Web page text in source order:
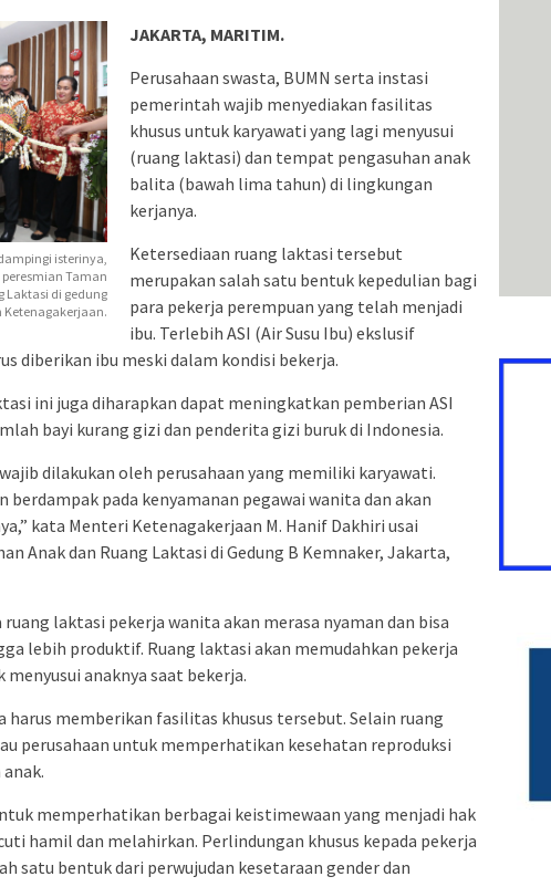
isterinya,
Taman
Laktasi di gedung
Ketenagakerjaan.
JAKARTA, MARITIM.
Perusahaan swasta, BUMN serta instasi
pemerintah wajib menyediakan fasilitas
khusus untuk karyawati yang lagi menyusui
(ruang laktasi) dan tempat pengasuhan anak
balita (bawah lima tahun) di lingkungan
kerjanya.
Ketersediaan ruang laktasi tersebut
merupakan salah satu bentuk kepedulian bagi
para pekerja perempuan yang telah menjadi
ibu. Terlebih ASI (Air Susu Ibu) ekslusif
diberikan ibu meski dalam kondisi bekerja.
ini juga diharapkan dapat meningkatkan pemberian ASI
bayi kurang gizi dan penderita gizi buruk di Indonesia.
dilakukan oleh perusahaan yang memiliki karyawati.
berdampak pada kenyamanan pegawai wanita dan akan
kata Menteri Ketenagakerjaan M. Hanif Dakhiri usai
Anak dan Ruang Laktasi di Gedung B Kemnaker, Jakarta,
laktasi pekerja wanita akan merasa nyaman dan bisa
lebih produktif. Ruang laktasi akan memudahkan pekerja
anaknya saat bekerja.
memberikan fasilitas khusus tersebut. Selain ruang
perusahaan untuk memperhatikan kesehatan reproduksi
memperhatikan berbagai keistimewaan yang menjadi hak
hamil dan melahirkan. Perlindungan khusus kepada pekerja
satu bentuk dari perwujudan kesetaraan gender dan